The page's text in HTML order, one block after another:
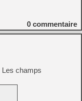
0 commentaire
Les champs